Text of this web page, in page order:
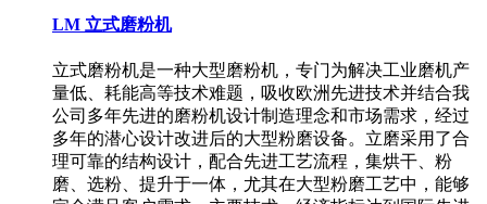
LM 立式磨粉机
立式磨粉机是一种大型磨粉机，专门为解决工业磨机产
量低、耗能高等技术难题，吸收欧洲先进技术并结合我
公司多年先进的磨粉机设计制造理念和市场需求，经过
多年的潜心设计改进后的大型粉磨设备。立磨采用了合
理可靠的结构设计，配合先进工艺流程，集烘干、粉
磨、选粉、提升于一体，尤其在大型粉磨工艺中，能够